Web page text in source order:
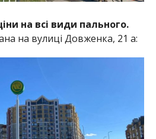
на всі види пального.
на вулиці Довженка, 21 а: